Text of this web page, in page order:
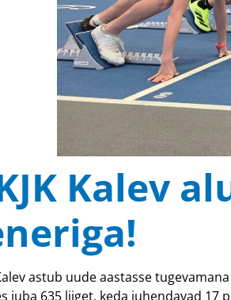
Kalev
astub uude aastasse
juba 635 liiget, keda juhendavad